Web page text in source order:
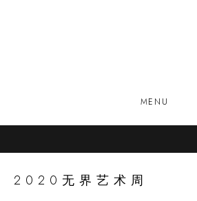
MENU
2020无界艺术周